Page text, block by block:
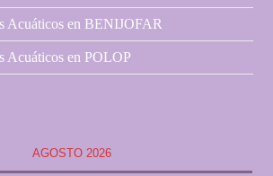
Acuáticos en BENIJOFAR
Acuáticos en POLOP
AGOSTO 2026